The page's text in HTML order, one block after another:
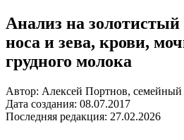
Анализ на
носа и зева, крови,
грудного молока
Автор: Алексей Портнов, семейный
Дата создания: 08.07.2017
Последняя редакция: 27.02.2026